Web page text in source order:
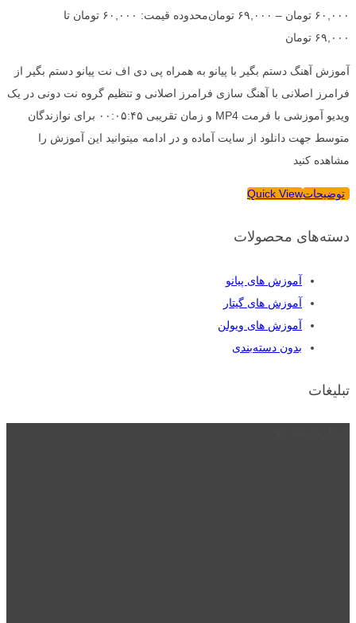
۶۰,۰۰۰ تومان – ۶۹,۰۰۰ تومان
محدوده قیمت: ۶۰,۰۰۰ تومان تا
۶۹,۰۰۰ تومان
آموزش آهنگ دستم بگیر با پیانو به همراه پی دی اف نت پیانو دستم بگیر از
فرامرز اصلانی با آهنگ سازی فرامرز اصلانی و تنظیم گروه نت دونی در یک
ویدیو آموزشی با فرمت MP4 و زمان تقریبی ۰۰:۰۵:۴۵ برای نوازندگان
متوسط جهت دانلود از سایت آماده و در ادامه میتوانید این آموزش را
مشاهده کنید
توضیحاتQuick View
دسته‌های محصولات
آموزش های پیانو
آموزش های گیتار
آموزش های ویولن
بدون دسته‌بندی
تبلیغات